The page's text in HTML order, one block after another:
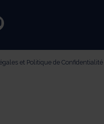
et Politique de Confidentialité